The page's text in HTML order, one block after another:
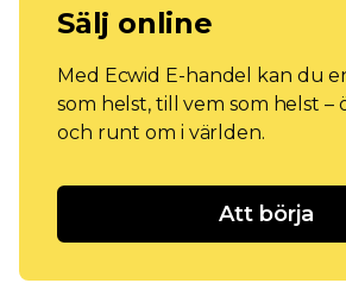
Sälj online
Med Ecwid E-handel kan du
som helst, till vem som helst –
och runt om i världen.
Att börja